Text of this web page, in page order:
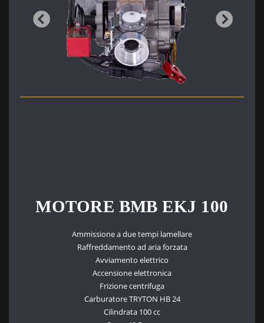
MOTORE BMB EKJ 100
Ammissione a due tempi lamellare
Raffreddamento ad aria forzata
Avviamento elettrico
Accensione elettronica
Frizione centrifuga
Carburatore TRYTON HB 24
Cilindrata 100 cc